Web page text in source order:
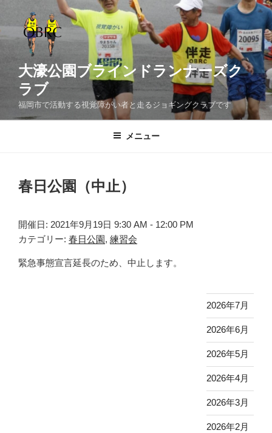
テ
ッ
大濠公園ブラインドランナーズク
ラブ
福岡市で活動する視覚障がい者と走るジョギングクラブです
メニュー
春日公園（中止）
開催日: 2021年9月19日 9:30 AM - 12:00 PM
カテゴリー: 春日公園, 練習会
緊急事態宣言延長のため、中止します。
2026年7月
2026年6月
2026年5月
2026年4月
2026年3月
2026年2月